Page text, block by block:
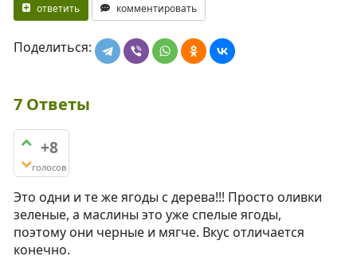
ответить комментировать
Поделиться:
7 Ответы
+8
голосов
Это одни и те же ягоды с дерева!!! Просто оливки
зеленые, а маслины это уже спелые ягоды,
поэтому они черные и мягче. Вкус отличается
конечно.